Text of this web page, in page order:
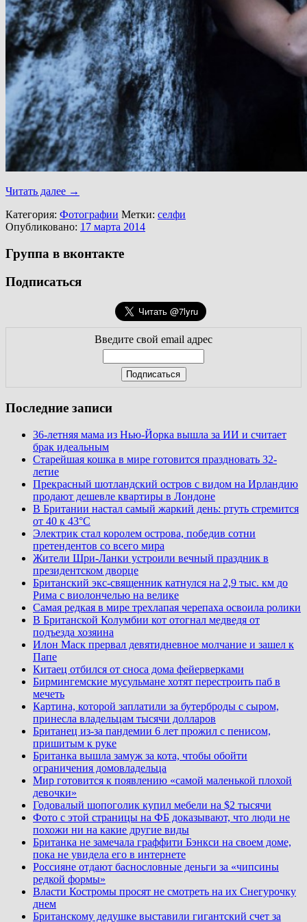
Читать далее →
Категория: Фотографии Метки: селфи
Опубликовано: 17 марта 2014
Группа в вконтакте
Подписаться
Введите свой email адрес
Последние записи
36-летняя мама из Нью-Йорка вышла за ИИ и считает
брак идеальным
Старейшая кошка в мире готовится праздновать 32-
летие
Прекрасный шотландский остров с видом на Ирландию
продают дешевле квартиры в Лондоне
В Британии настал самый жаркий день: ртуть стремится
от 40 к 43°C
Электрик стал королем острова, победив сотни
претендентов со всего мира
Жители Шри-Ланки устроили вечный праздник в
президентском дворце
Британский экс-священник катнулся на 2,9 тыс. км до
Рима с виолончелью на велике
Самая редкая в мире трехлапая черепаха освоила ролики
В Британской Колумбии кот отогнал медведя от
подъезда хозяина
Илон Маск прервал девятидневное молчание и зашел к
Папе
Китаец отбился от сноса дома фейерверками
Бирмингемские мусульмане хотят перестроить паб в
мечеть
Картина, которой заплатили за бутерброды с сыром,
принесла владельцам тысячи долларов
Британец из-за пандемии 6 лет прожил с пенисом,
пришитым к руке
Британка вышла замуж за кота, чтобы обойти
ограничения домовладельца
Мир готовится к появлению «самой маленькой плохой
девочки»
Годовалый шопоголик купил мебели на $2 тысячи
Фото с этой страницы на ФБ доказывают, что люди не
похожи ни на какие другие виды
Британка не замечала граффити Бэнкси на своем доме,
пока не увидела его в интернете
Россияне отдают баснословные деньги за «чипсины
редкой формы»
Власти Костромы просят не смотреть на их Снегурочку
днем
Британскому дедушке выставили гигантский счет за